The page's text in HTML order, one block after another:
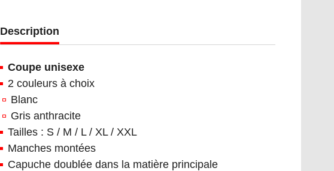
-
blanc
ou
gris
Description
Coupe unisexe
2 couleurs à choix
Blanc
Gris anthracite
Tailles : S / M / L / XL / XXL
Manches montées
Capuche doublée dans la matière principale